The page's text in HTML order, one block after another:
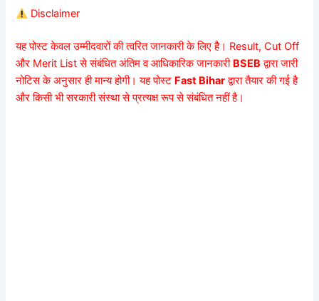
Disclaimer
यह पोस्ट केवल उम्मीदवारों की त्वरित जानकारी के लिए है। Result, Cut Off
और Merit List से संबंधित अंतिम व आधिकारिक जानकारी BSEB द्वारा जारी
नोटिस के अनुसार ही मान्य होगी। यह पोस्ट Fast Biharद्वारा तैयार की गई है
और किसी भी सरकारी संस्था से प्रत्यक्ष रूप से संबंधित नहीं है।